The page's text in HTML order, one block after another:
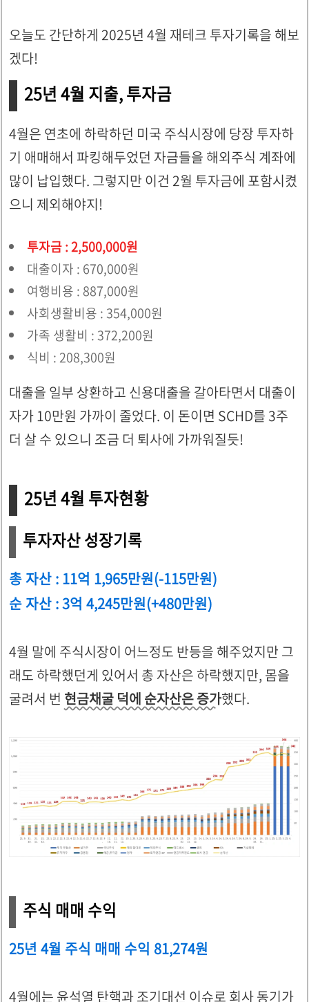
오늘도 간단하게 2025년 4월 재테크 투자기록을 해보
겠다!
25년 4월 지출, 투자금
4월은 연초에 하락하던 미국 주식시장에 당장 투자하
기 애매해서 파킹해두었던 자금들을 해외주식 계좌에
많이 납입했다. 그렇지만 이건 2월 투자금에 포함시켰
으니 제외해야지!
투자금 : 2,500,000원
대출이자 : 670,000원
여행비용 : 887,000원
사회생활비용 : 354,000원
가족 생활비 : 372,200원
식비 : 208,300원
대출을 일부 상환하고 신용대출을 갈아타면서 대출이
자가 10만원 가까이 줄었다. 이 돈이면 SCHD를 3주
더 살 수 있으니 조금 더 퇴사에 가까워질듯!
25년 4월 투자현황
투자자산 성장기록
총 자산 : 11억 1,965만원(-115만원)
순 자산 : 3억 4,245만원(+480만원)
4월 말에 주식시장이 어느정도 반등을 해주었지만 그
래도 하락했던게 있어서 총 자산은 하락했지만, 몸을
굴려서 번 현금채굴 덕에 순자산은 증가했다.
주식 매매 수익
25년 4월 주식 매매 수익 81,274원
4월에는 윤석열 탄핵과 조기대선 이슈로 회사 동기가